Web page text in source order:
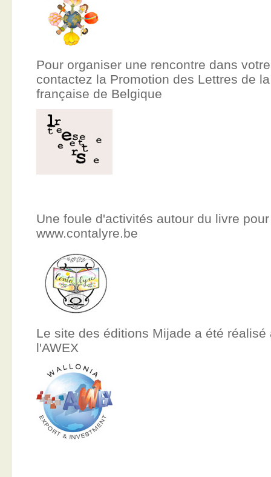
Pour organiser une rencontre dans
contactez la Promotion des Lettres de
française de Belgique
Une foule d'activités autour du livre
www.contalyre.be
Le site des éditions Mijade a été réalisé
l'AWEX